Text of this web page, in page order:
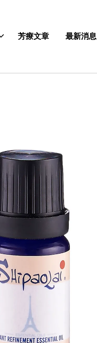
芳療文章 最新消息